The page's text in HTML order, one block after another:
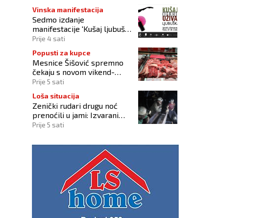
Vinska manifestacija
Sedmo izdanje
manifestacije 'Kušaj ljubuška
vina' donosi vrhunska vina,
Prije 4 sati
Popusti za kupce
Mesnice Šišović spremno
čekaju s novom vikend-
akcijom!
Prije 5 sati
Loša situacija
Zenički rudari drugu noć
prenoćili u jami: Izvarani
smo, više nikome ne
Prije 5 sati